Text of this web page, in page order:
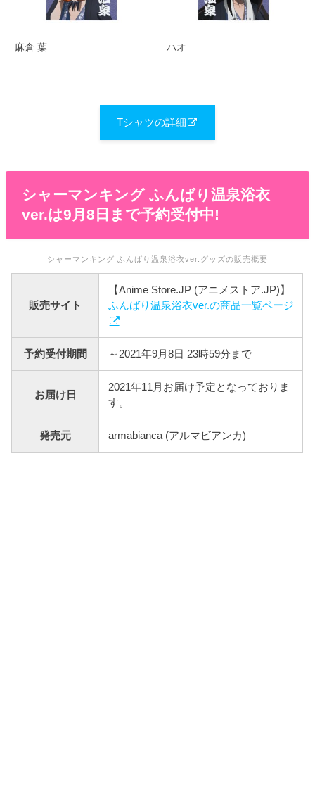
麻倉 葉 ハオ
Tシャツの詳細
シャーマンキング ふんばり温泉浴衣
ver.は9月8日まで予約受付中!
シャーマンキング ふんばり温泉浴衣ver.グッズの販売概要
販売サイト
【Anime Store.JP (アニメストア.JP)】
ふんばり温泉浴衣ver.の商品一覧ページ
予約受付期間 ～2021年9月8日 23時59分まで
お届け日
2021年11月お届け予定となっておりま
す。
発売元 armabianca (アルマビアンカ)